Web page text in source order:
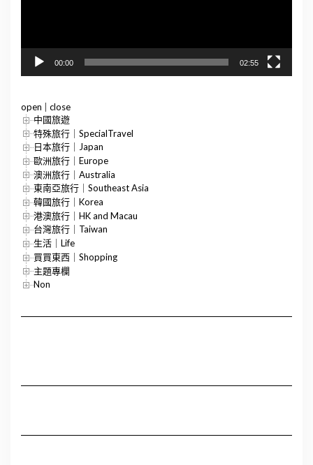
00:00 02:55
open
close
中國旅遊
特殊旅行｜SpecialTravel
日本旅行｜Japan
歐洲旅行｜Europe
澳洲旅行｜Australia
東南亞旅行｜Southeast Asia
韓國旅行｜Korea
港澳旅行｜HK and Macau
台灣旅行｜Taiwan
生活｜Life
買買東西｜Shopping
主題專欄
Non